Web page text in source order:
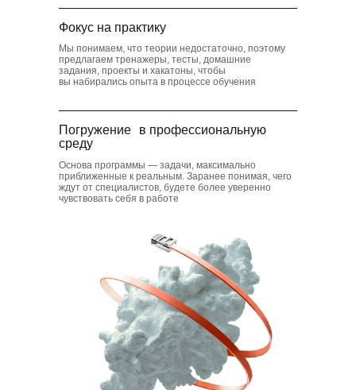
Погружение в профессиональную
среду
Основа программы — задачи, максимально
приближенные к реальным. Заранее понимая, чего
ждут от специалистов, будете более уверенно
чувствовать себя в работе
Фокус на практику
Мы понимаем, что теории недостаточно, поэтому
предлагаем тренажеры, тесты, домашние
задания, проекты и хакатоны, чтобы
вы набирались опыта в процессе обучения